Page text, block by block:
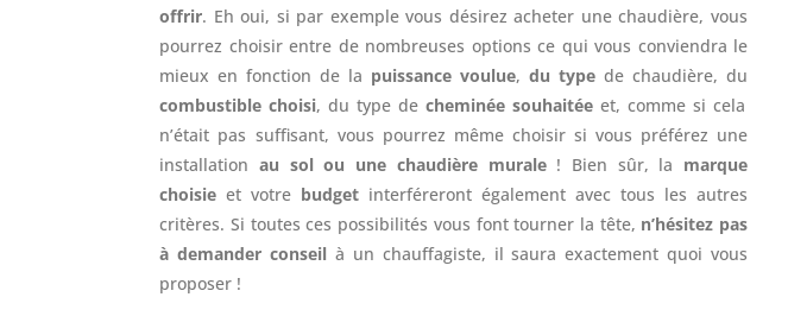
offrir. Eh oui, si par exemple vous désirez acheter une chaudière, vous
pourrez choisir entre de nombreuses options ce qui vous conviendra le
mieux en fonction de la puissance voulue,du type de chaudière, du
combustible choisi, du type decheminée souhaitée et, comme si cela
n’était pas suffisant, vous pourrez même choisir si vous préférez une
installationau sol ou une chaudière murale! Bien sûr, la marque
choisie et votre budget interféreront également avec tous les autres
critères. Si toutes ces possibilités vous font tourner la tête, n’hésitez pas
à demander conseil à un chauffagiste, il saura exactement quoi vous
proposer !